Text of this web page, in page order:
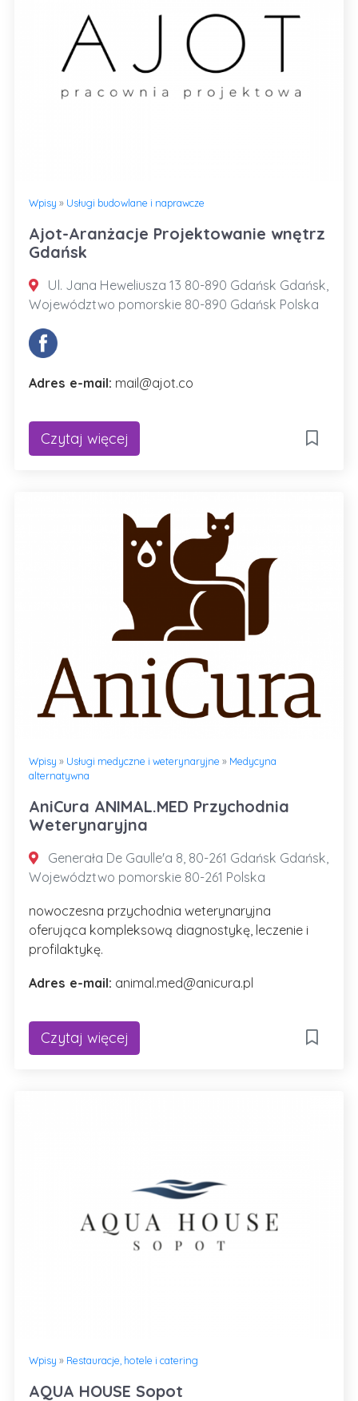
Wpisy » Usługi budowlane i naprawcze
Ajot-Aranżacje Projektowanie wnętrz
Gdańsk
Ul. Jana Heweliusza 13 80-890 Gdańsk Gdańsk,
Województwo pomorskie 80-890 Gdańsk Polska
Adres e-mail: mail@ajot.co
Czytaj więcej
Wpisy » Usługi medyczne i weterynaryjne » Medycyna
alternatywna
AniCura ANIMAL.MED Przychodnia
Weterynaryjna
Generała De Gaulle'a 8, 80-261 Gdańsk Gdańsk,
Województwo pomorskie 80-261 Polska
nowoczesna przychodnia weterynaryjna
oferująca kompleksową diagnostykę, leczenie i
profilaktykę.
Adres e-mail: animal.med@anicura.pl
Czytaj więcej
Wpisy » Restauracje, hotele i catering
AQUA HOUSE Sopot